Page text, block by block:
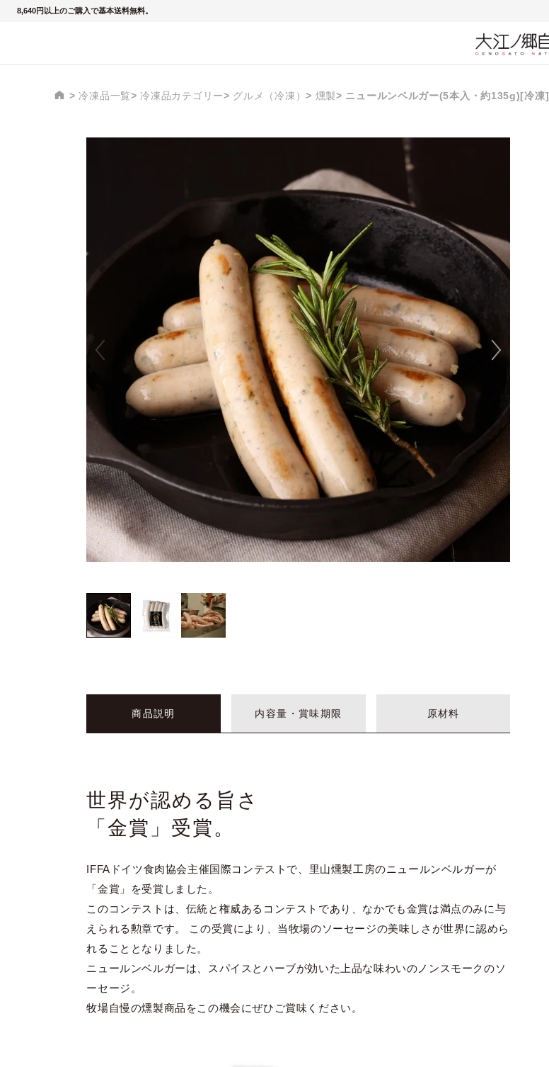
8,640円以上のご購入で基本送料無料。
冷凍品一覧 冷凍品カテゴリー グルメ（冷凍） 燻製 ニュールンベルガー(5本入・約135g)[冷凍]
商品説明 内容量・賞味期限 原材料
世界が認める旨さ
「金賞」受賞。
IFFAドイツ食肉協会主催国際コンテストで、里山燻製工房のニュールンベルガーが
「金賞」を受賞しました。
このコンテストは、伝統と権威あるコンテストであり、なかでも金賞は満点のみに与
えられる勲章です。 この受賞により、当牧場のソーセージの美味しさが世界に認めら
れることとなりました。
ニュールンベルガーは、スパイスとハーブが効いた上品な味わいのノンスモークのソ
ーセージ。
牧場自慢の燻製商品をこの機会にぜひご賞味ください。